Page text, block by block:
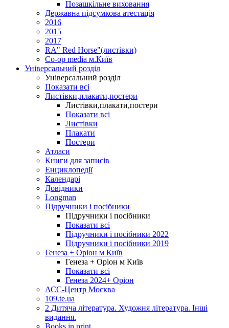
Позашкільне виховання
Державна підсумкова атестація
2016
2015
2017
RA" Red Horse"(листівки)
Co-op media м.Київ
Універсальний розділ
Універсальний розділ
Показати всі
Листівки,плакати,постери
Листівки,плакати,постери
Показати всі
Листівки
Плакати
Постери
Атласи
Книги для записів
Енциклопедії
Календарі
Довідники
Longman
Підручники і посібники
Підручники і посібники
Показати всі
Підручники і посібники 2022
Підручники і посібники 2019
Генеза + Оріон м Київ
Генеза + Оріон м Київ
Показати всі
Генеза 2024+ Оріон
АСС-Центр Москва
109.te.ua
2 Дитяча література. Художня література. Інші
видання.
Books in print